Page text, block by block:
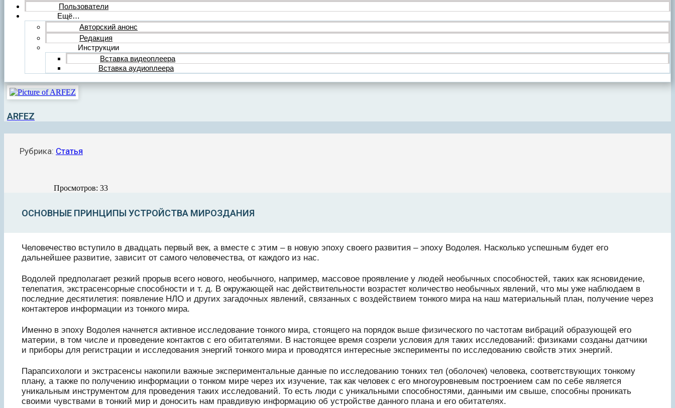
Пользователи
Ещё…
Авторский анонс
Редакция
Инструкции
Вставка видеоплеера
Вставка аудиоплеера
ARFEZ
Рубрика: Статья
Просмотров: 33
ОСНОВНЫЕ ПРИНЦИПЫ УСТРОЙСТВА МИРОЗДАНИЯ
Человечество вступило в двадцать первый век, а вместе с этим – в новую эпоху своего развития – эпоху Водолея. Насколько успешным будет его
дальнейшее развитие, зависит от самого человечества, от каждого из нас.
Водолей предполагает резкий прорыв всего нового, необычного, например, массовое проявление у людей необычных способностей, таких как ясновидение,
телепатия, экстрасенсорные способности и т. д. В окружающей нас действительности возрастет количество необычных явлений, что мы уже наблюдаем в
последние десятилетия: появление НЛО и других загадочных явлений, связанных с воздействием тонкого мира на наш материальный план, получение через
контактеров информации из тонкого мира.
Именно в эпоху Водолея начнется активное исследование тонкого мира, стоящего на порядок выше физического по частотам вибраций образующей его
материи, в том числе и проведение контактов с его обитателями. В настоящее время созрели условия для таких исследований: физиками созданы датчики
и приборы для регистрации и исследования энергий тонкого мира и проводятся интересные эксперименты по исследованию свойств этих энергий.
Парапсихологи и экстрасенсы накопили важные экспериментальные данные по исследованию тонких тел (оболочек) человека, соответствующих тонкому
плану, а также по получению информации о тонком мире через их изучение, так как человек с его многоуровневым построением сам по себе является
уникальным инструментом для проведения таких исследований. То есть люди с уникальными способностями, данными им свыше, способны проникать
своими чувствами в тонкий мир и доносить нам правдивую информацию об устройстве данного плана и его обитателях.